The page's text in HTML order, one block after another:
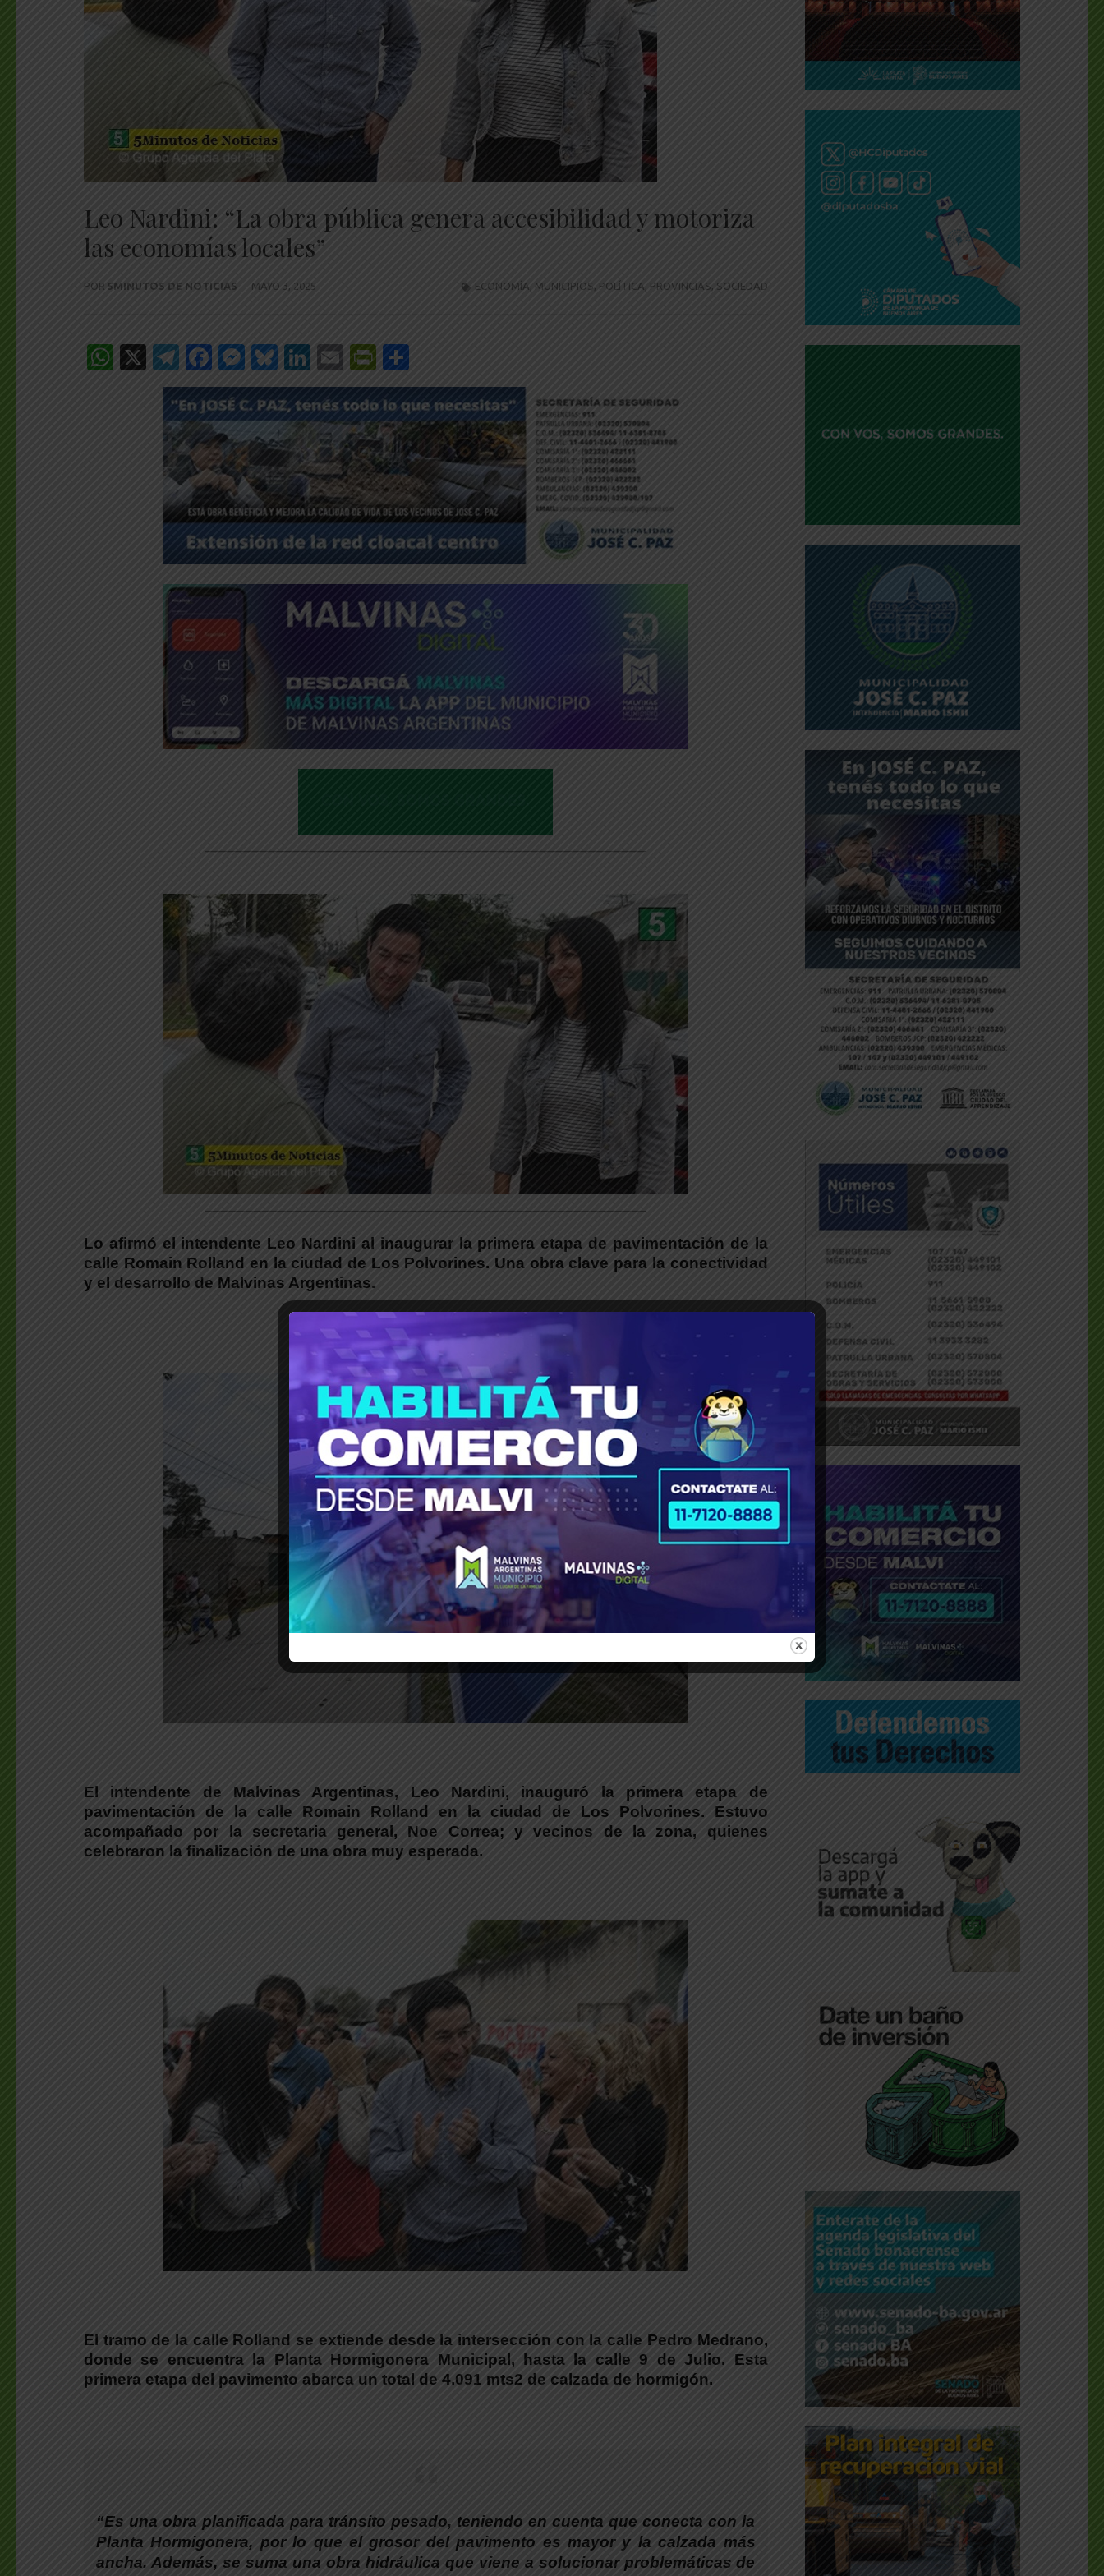
Leo Nardini: “La obra pública genera accesibilidad y motoriza
las economías locales”
POR 5MINUTOS DE NOTICIAS MAYO 3, 2025 ECONOMÍA, MUNICIPIOS , POLÍTICA, PROVINCIAS, SOCIEDAD
WhatsApp
X Telegram
Facebook
Messenger
Bluesky
LinkedIn
EmailPrintFriendly
Lo afirmó el intendente Leo Nardini al inaugurar la primera etapa de pavimentación de la
calle Romain Rolland en la ciudad de Los Polvorines. Una obra clave para la conectividad
y el desarrollo de Malvinas Argentinas.
El intendente de Malvinas Argentinas, Leo Nardini, inauguró la primera etapa de
pavimentación de la calle Romain Rolland en la ciudad de Los Polvorines. Estuvo
acompañado por la secretaria general, Noe Correa; y vecinos de la zona, quienes
celebraron la finalización de una obra muy esperada.
El tramo de la calle Rolland se extiende desde la intersección con la calle Pedro Medrano,
donde se encuentra la Planta Hormigonera Municipal, hasta la calle 9 de Julio. Esta
primera etapa del pavimento abarca un total de 4.091 mts2 de calzada de hormigón.
“Es una obra planificada para tránsito pesado, teniendo en cuenta que conecta con la
Planta Hormigonera, por lo que el grosor del pavimento es mayor y la calzada más
ancha. Además, se suma una obra hidráulica que viene a solucionar problemáticas de